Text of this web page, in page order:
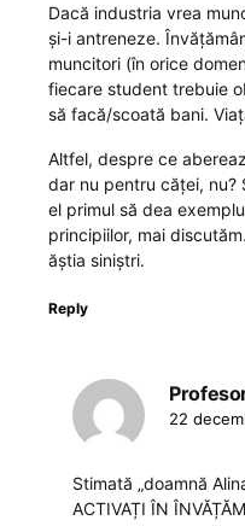
Dacă industria vrea
și-i antreneze.
muncitori (în orice
fiecare student trebuie
să facă/scoată bani.
Altfel, despre ce
dar nu pentru căței, nu?
el primul să dea
principiilor, mai
ăștia siniștri.
Reply
22
Stimată „doamnă
ACTIVAȚI ÎN